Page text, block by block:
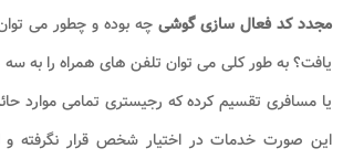
مجدد کد فعال سازی گوشی چه بوده و چطور می
یافت؟ به طور کلی می توان تلفن های همراه را به
یا مسافری تقسیم کرده که رجیستری تمامی موارد
این صورت خدمات در اختیار شخص قرار نگرفته